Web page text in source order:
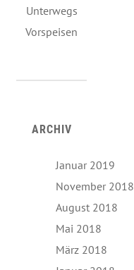
Unterwegs
Vorspeisen
ARCHIV
Januar 2019
November 2018
August 2018
Mai 2018
März 2018